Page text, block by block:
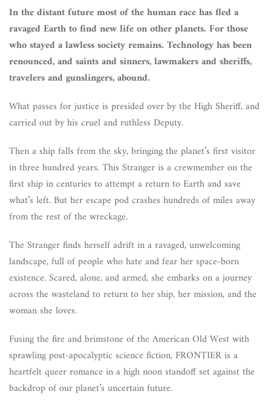
In the distant future most of the human race has fled a
ravaged Earth to find new life on other planets. For those
who stayed a lawless society remains. Technology has been
renounced, and saints and sinners, lawmakers and sheriffs,
travelers and gunslingers, abound.
What passes for justice is presided over by the High Sheriff, and
carried out by his cruel and ruthless Deputy.
Then a ship falls from the sky, bringing the planet’s first visitor
in three hundred years. This Stranger is a crewmember on the
first ship in centuries to attempt a return to Earth and save
what’s left. But her escape pod crashes hundreds of miles away
from the rest of the wreckage.
The Stranger finds herself adrift in a ravaged, unwelcoming
landscape, full of people who hate and fear her space-born
existence. Scared, alone, and armed, she embarks on a journey
across the wasteland to return to her ship, her mission, and the
woman she loves.
Fusing the fire and brimstone of the American Old West with
sprawling post-apocalyptic science fiction, FRONTIER is a
heartfelt queer romance in a high noon standoff set against the
backdrop of our planet’s uncertain future.